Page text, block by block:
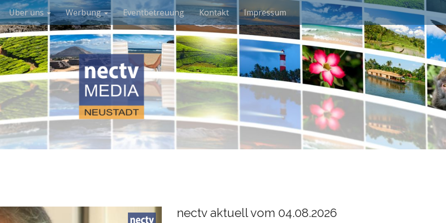
Über uns Werbung Eventbetreuung Kontakt Impressum
nectv aktuell vom 04.08.2026